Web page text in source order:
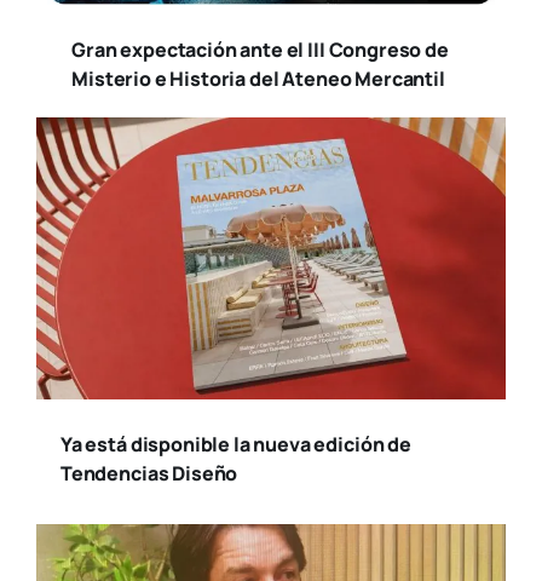
Gran expectación ante el III Congreso de
Misterio e Historia del Ateneo Mercantil
Ya está disponible la nueva edición de
Tendencias Diseño